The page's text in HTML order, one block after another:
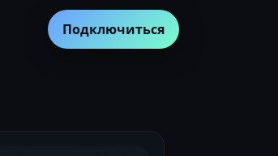
Подключиться